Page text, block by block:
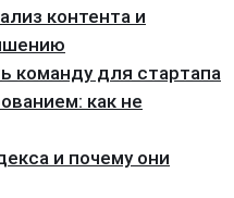
контента и
команду для стартапа
как не
и почему они